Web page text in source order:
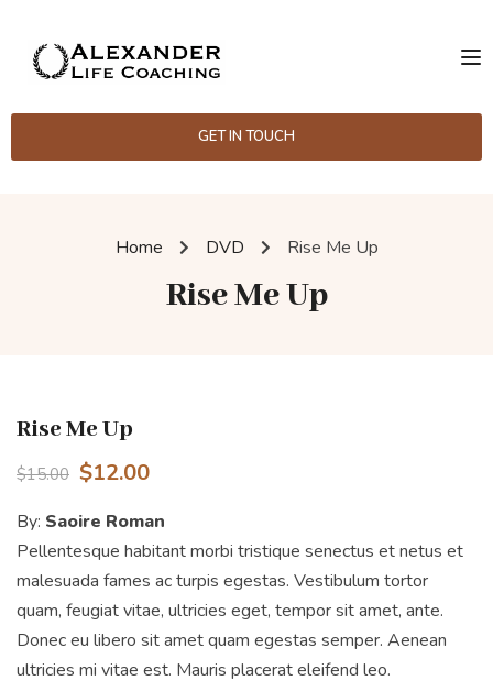
GET IN TOUCH
Home DVD Rise Me Up
Rise Me Up
Rise Me Up
$15.00 $12.00
By: Saoire Roman
Pellentesque habitant morbi tristique senectus et netus et
malesuada fames ac turpis egestas. Vestibulum tortor
quam, feugiat vitae, ultricies eget, tempor sit amet, ante.
Donec eu libero sit amet quam egestas semper. Aenean
ultricies mi vitae est. Mauris placerat eleifend leo.